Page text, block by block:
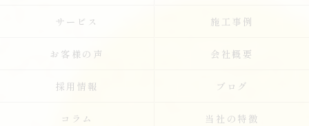
サービス 施工事例
お客様の声 会社概要
採用情報 ブログ
コラム 当社の特徴